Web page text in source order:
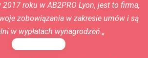
2017 roku w AB2PRO Lyon, jest to firma,
zobowiązania w zakresie umów i są
w wypłatach wynagrodzeń.„